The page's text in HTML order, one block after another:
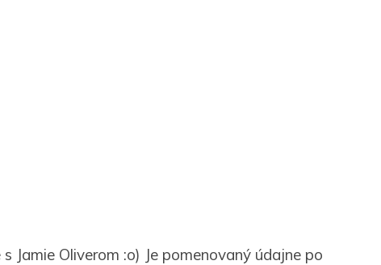
Jamie Oliverom :o) Je pomenovaný údajne po